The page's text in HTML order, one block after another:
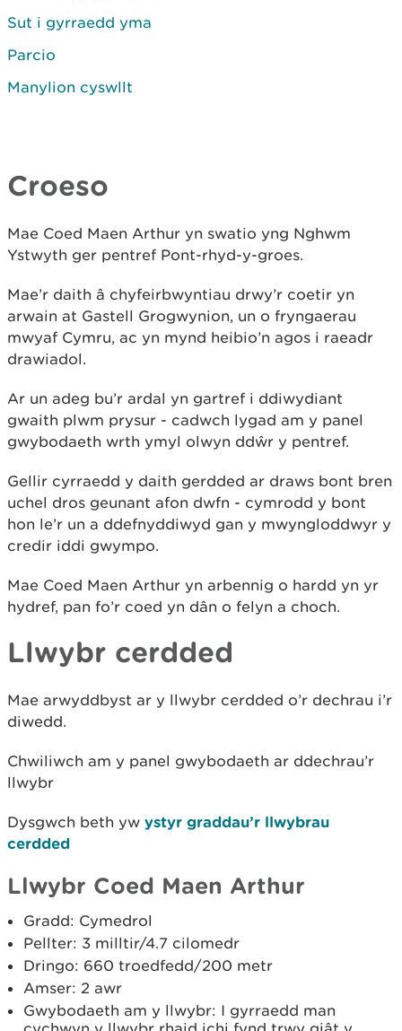
Sut i gyrraedd yma
Parcio
Manylion cyswllt
Croeso
Mae Coed Maen Arthur yn swatio yng Nghwm
Ystwyth ger pentref Pont-rhyd-y-groes.
Mae’r daith â chyfeirbwyntiau drwy’r coetir yn
arwain at Gastell Grogwynion, un o fryngaerau
mwyaf Cymru, ac yn mynd heibio’n agos i raeadr
drawiadol.
Ar un adeg bu’r ardal yn gartref i ddiwydiant
gwaith plwm prysur - cadwch lygad am y panel
gwybodaeth wrth ymyl olwyn ddŵr y pentref.
Gellir cyrraedd y daith gerdded ar draws bont bren
uchel dros geunant afon dwfn - cymrodd y bont
hon le’r un a ddefnyddiwyd gan y mwyngloddwyr y
credir iddi gwympo.
Mae Coed Maen Arthur yn arbennig o hardd yn yr
hydref, pan fo’r coed yn dân o felyn a choch.
Llwybr cerdded
Mae arwyddbyst ar y llwybr cerdded o’r dechrau i’r
diwedd.
Chwiliwch am y panel gwybodaeth ar ddechrau’r
llwybr
Dysgwch beth yw ystyr graddau’r llwybrau
cerdded
Llwybr Coed Maen Arthur
Gradd: Cymedrol
Pellter: 3 milltir/4.7 cilomedr
Dringo: 660 troedfedd/200 metr
Amser: 2 awr
Gwybodaeth am y llwybr: I gyrraedd man